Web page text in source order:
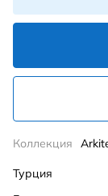
Коллекция
Турция